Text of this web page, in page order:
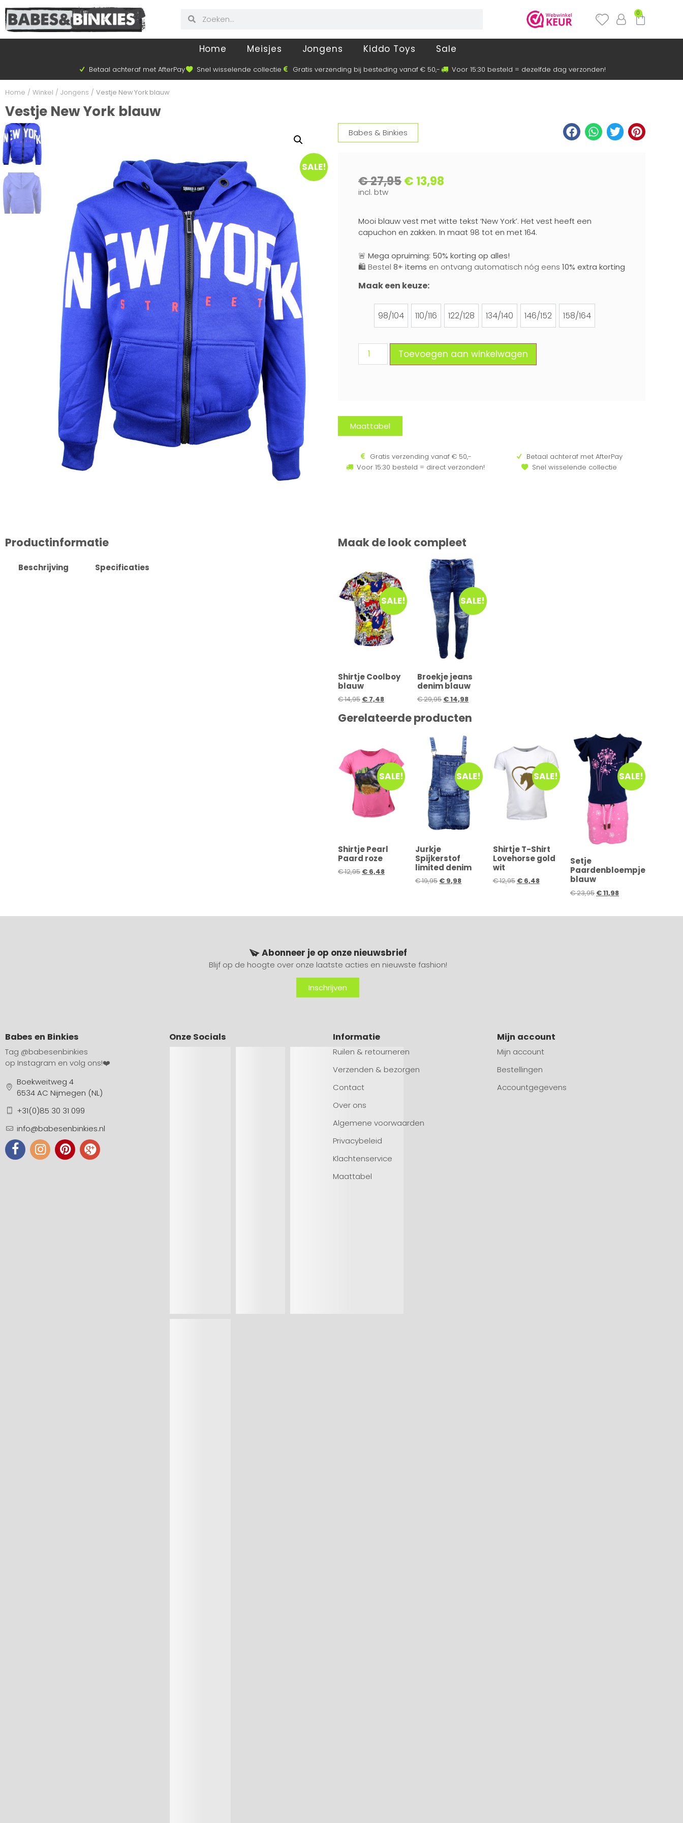
0
Home Meisjes Jongens Kiddo Toys Sale
Betaal achteraf met AfterPay Snel wisselende collectie Gratis verzending bij besteding vanaf € 50,- Voor 15:30 besteld = dezelfde dag verzonden!
Home / Winkel / Jongens / Vestje New York blauw
Vestje New York blauw
SALE!
Babes & Binkies
€27,95€ 13,98
incl. btw
Mooi blauw vest met witte tekst ‘New York’. Het vest heeft een
capuchon en zakken. In maat 98 tot en met 164.
🚨 Mega opruiming: 50% korting op alles!
🛍️ Bestel 8+ items en ontvang automatisch nóg eens 10% extra korting
Maak een keuze:
98/104
98/104
110/116
110/116
122/128
122/128
134/140
134/140
146/152
146/152
158/164
158/164
Toevoegen aan winkelwagen
Maattabel
Gratis verzending vanaf € 50,-
Voor 15:30 besteld = direct verzonden!
Betaal achteraf met AfterPay
Snel wisselende collectie
Productinformatie
Beschrijving Specificaties
Maak de look compleet
SALE!
Shirtje Coolboy
blauw
€14,95 € 7,48
SALE!
Broekje jeans
denim blauw
€29,95 €14,98
Gerelateerde producten
SALE!
Shirtje Pearl
Paard roze
€12,95 € 6,48
SALE!
Jurkje
Spijkerstof
limited denim
€19,95 € 9,98
SALE!
Shirtje T-Shirt
Lovehorse gold
wit
€12,95 €6,48
SALE!
Setje
Paardenbloempje
blauw
€23,95 €11,98
Abonneer je op onze nieuwsbrief
Blijf op de hoogte over onze laatste acties en nieuwste fashion!
Inschrijven
Babes en Binkies
Tag @babesenbinkies
op Instagram en volg ons!❤️
Boekweitweg 4
6534 AC Nijmegen (NL)
+31(0)85 30 31 099
info@babesenbinkies.nl
Onze Socials Informatie
Ruilen & retourneren
Verzenden & bezorgen
Contact
Over ons
Algemene voorwaarden
Privacybeleid
Klachtenservice
Maattabel
Mijn account
Mijn account
Bestellingen
Accountgegevens